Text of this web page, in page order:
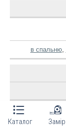
Каталог Замір
в спальню,